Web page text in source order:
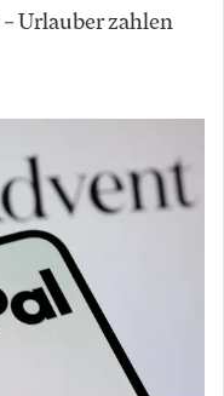
Urlauber zahlen